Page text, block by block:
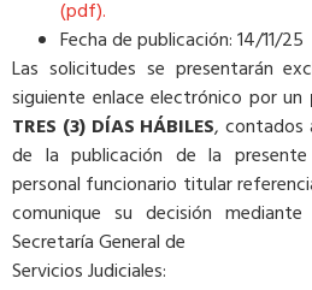
(pdf).
Fecha de publicación: 14/11/25
Las solicitudes se presentarán
siguiente enlace electrónico por un
TRES (3) DÍAS HÁBILES, contados
de la publicación de la
personal funcionario titular
comunique su decisión
Secretaría General de
Servicios Judiciales: